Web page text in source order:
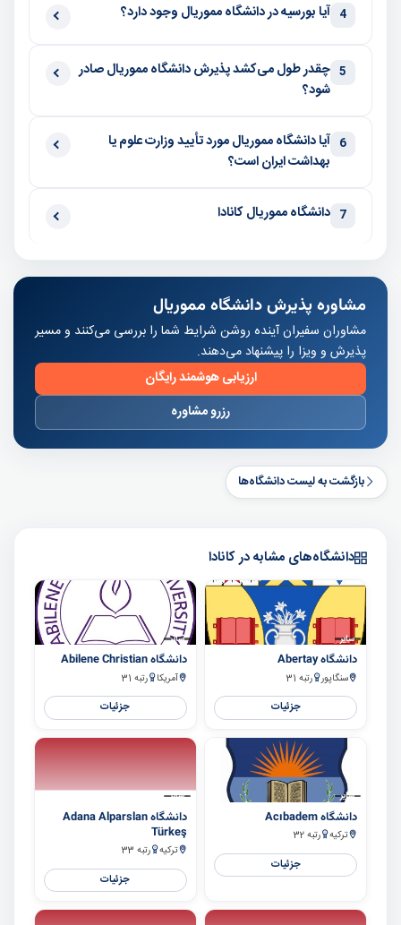
4 آیا بورسیه در دانشگاه مموریال وجود دارد؟
5 چقدر طول می‌کشد پذیرش دانشگاه مموریال صادر
شود؟
6 آیا دانشگاه مموریال مورد تأیید وزارت علوم یا
بهداشت ایران است؟
7 دانشگاه مموریال کانادا
مشاوره پذیرش دانشگاه مموریال
مشاوران سفیران آینده روشن شرایط شما را بررسی می‌کنند و مسیر
پذیرش و ویزا را پیشنهاد می‌دهند.
ارزیابی هوشمند رایگان
رزرو مشاوره
بازگشت به لیست دانشگاه‌ها
دانشگاه‌های مشابه در کانادا
سایر
دانشگاه Abertay
سنگاپور رتبه 31
جزئیات
سایر
دانشگاه Abilene Christian
آمریکا رتبه 31
جزئیات
سایر
دانشگاه Acıbadem
ترکیه رتبه 32
جزئیات
سایر
دانشگاه Adana Alparslan
Türkeş
ترکیه رتبه 33
جزئیات